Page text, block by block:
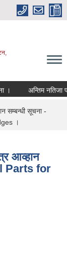
अन्तिम नतिजा
सम्बन्धी सूचना -
।
आव्हान
Parts for